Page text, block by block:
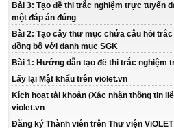
Bài 3: Tạo đề thi trắc nghiệm trực tuyến
một đáp án đúng
Bài 2: Tạo cây thư mục chứa câu hỏi trắc
đồng bộ với danh mục SGK
Bài 1: Hướng dẫn tạo đề thi trắc nghiệm
Lấy lại Mật khẩu trên violet.vn
Kích hoạt tài khoản (Xác nhận thông tin
violet.vn
Đăng ký Thành viên trên Thư viện ViOLET